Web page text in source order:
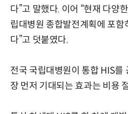
다”고 말했다. 이어 “현재 다양
립대병원 종합발전계획에 포함
다”고 덧붙였다.
전국 국립대병원이 통합 HIS를
장 먼저 기대되는 효과는 비용